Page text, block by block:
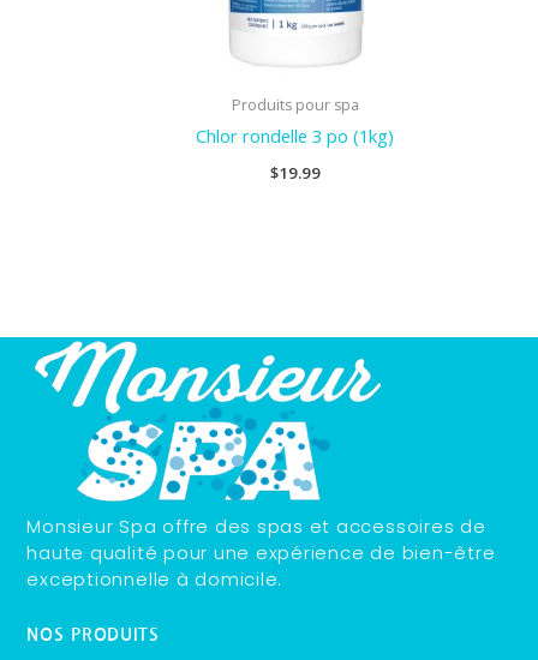
Produits pour spa
Chlor rondelle 3 po (1kg)
$19.99
Monsieur Spa offre des spas et accessoires de
haute qualité pour une expérience de bien-être
exceptionnelle à domicile.
NOS PRODUITS